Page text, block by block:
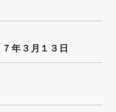
年３月１３日